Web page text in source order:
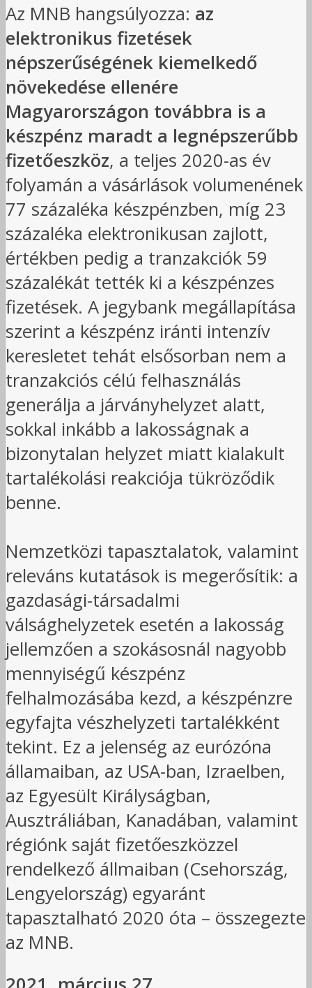
Az MNB hangsúlyozza: az
elektronikus fizetések
népszerűségének kiemelkedő
növekedése ellenére
Magyarországon továbbra is a
készpénz maradt a legnépszerűbb
fizetőeszköz, a teljes 2020-as év
folyamán a vásárlások volumenének
77 százaléka készpénzben, míg 23
százaléka elektronikusan zajlott,
értékben pedig a tranzakciók 59
százalékát tették ki a készpénzes
fizetések. A jegybank megállapítása
szerint a készpénz iránti intenzív
keresletet tehát elsősorban nem a
tranzakciós célú felhasználás
generálja a járványhelyzet alatt,
sokkal inkább a lakosságnak a
bizonytalan helyzet miatt kialakult
tartalékolási reakciója tükröződik
benne.
Nemzetközi tapasztalatok, valamint
releváns kutatások is megerősítik: a
gazdasági-társadalmi
válsághelyzetek esetén a lakosság
jellemzően a szokásosnál nagyobb
mennyiségű készpénz
felhalmozásába kezd, a készpénzre
egyfajta vészhelyzeti tartalékként
tekint. Ez a jelenség az eurózóna
államaiban, az USA-ban, Izraelben,
az Egyesült Királyságban,
Ausztráliában, Kanadában, valamint
régiónk saját fizetőeszközzel
rendelkező állmaiban (Csehország,
Lengyelország) egyaránt
tapasztalható 2020 óta – összegezte
az MNB.